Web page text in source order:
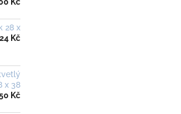
Kč
28 x
Kč
x 38
Kč